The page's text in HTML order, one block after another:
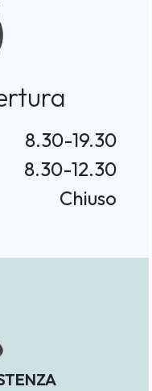
8.30-19.30
8.30-12.30
Chiuso